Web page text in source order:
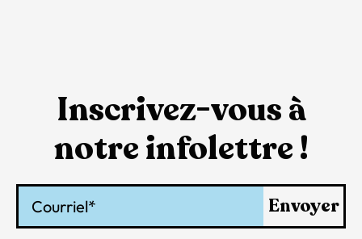
Inscrivez-vous à
notre infolettre !
Envoyer